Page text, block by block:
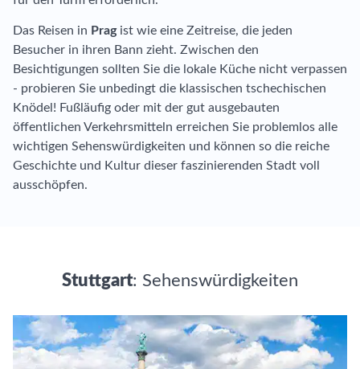
Das Reisen in Pragist wie eine Zeitreise, die jeden
Besucher in ihren Bann zieht. Zwischen den
Besichtigungen sollten Sie die lokale Küche nicht verpassen
- probieren Sie unbedingt die klassischen tschechischen
Knödel! Fußläufig oder mit der gut ausgebauten
öffentlichen Verkehrsmitteln erreichen Sie problemlos alle
wichtigen Sehenswürdigkeiten und können so die reiche
Geschichte und Kultur dieser faszinierenden Stadt voll
ausschöpfen.
Stuttgart: Sehenswürdigkeiten